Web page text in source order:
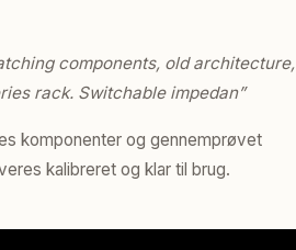
components, old architecture,
rack. Switchable impedan”
komponenter og gennemprøvet
kalibreret og klar til brug.